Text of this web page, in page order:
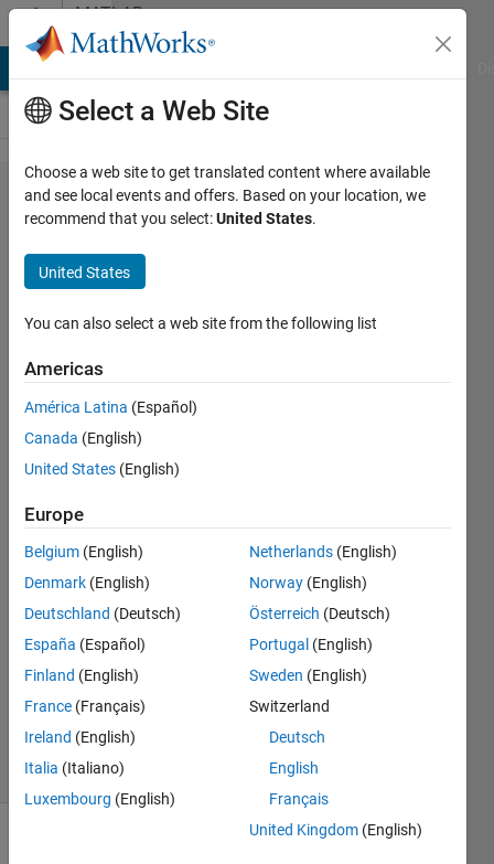
Skip to contentMATLAB
Answers
Curve
Fitting
Toolbox
コマ​ンド
ラインに
よる座標​
軸の範囲
と目盛り
設定​につ
文親
18 Apr
1 Answer
Answer
Accepted
Updated
9 Views
(30 days)
Select a Web Site
Choose a web site to get translated content where available
and see local events and offers. Based on your location, we
recommend that you select:United States.
United States
You can also select a web site from the following list
Americas
América Latina (Español)
Canada (English)
United States (English)
Europe
Belgium (English)
Denmark (English)
Deutschland (Deutsch)
España (Español)
Finland (English)
France (Français)
Ireland (English)
Italia (Italiano)
Luxembourg (English)
Netherlands (English)
Norway (English)
Österreich (Deutsch)
Portugal (English)
Sweden (English)
Switzerland
Deutsch
English
Français
United Kingdom (English)